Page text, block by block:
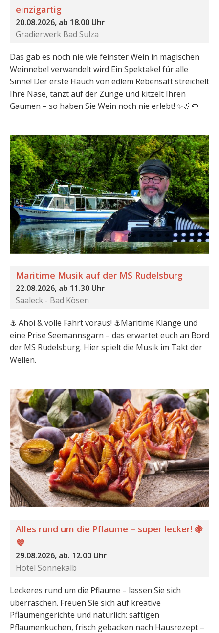
einzigartig
20.08.2026, ab 18.00 Uhr
Gradierwerk Bad Sulza
Das gab es noch nie wie feinster Wein in magischen
Weinnebel verwandelt wird Ein Spektakel für alle
Sinne! Der erste Hauch von edlem Rebensaft streichelt
Ihre Nase, tanzt auf der Zunge und kitzelt Ihren
Gaumen – so haben Sie Wein noch nie erlebt! ✨👃👅
Maritime Musik auf der MS Rudelsburg
22.08.2026, ab 11.30 Uhr
Saaleck - Bad Kösen
⚓️ Ahoi & volle Fahrt voraus! ⚓️Maritime Klänge und
eine Prise Seemannsgarn – das erwartet euch an Bord
der MS Rudelsburg. Hier spielt die Musik im Takt der
Wellen.
Alles rund um die Pflaume – super lecker! 🍇
💜
29.08.2026, ab. 12.00 Uhr
Hotel Sonnekalb
Leckeres rund um die Pflaume – lassen Sie sich
überraschen. Freuen Sie sich auf kreative
Pflaumengerichte und natürlich: saftigen
Pflaumenkuchen, frisch gebacken nach Hausrezept –